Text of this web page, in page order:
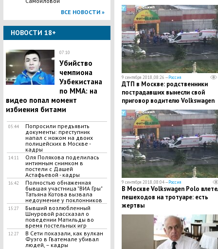
ВСЕ НОВОСТИ »
НОВОСТИ 18+
07:10
Убийство
чемпиона
Узбекистана
по MMA: на
видео попал момент
избиения битами
05:44
Попросили предъявить
документы: преступник
напал с ножом на двоих
полицейских в Москве -
кадры
14:11
Оля Полякова поделилась
интимным снимком в
постели с Дашей
Астафьевой - кадры
16:42
Полностью обнаженная
бывшая участница "ВИА Гры"
Татьяна Котова вызвала
недоумение у поклонников
15:27
Бывший возлюбленный
Шнуровой рассказал о
поведении Матильды во
время постельных игр
12:27
В Сети показали, как вулкан
Фуэго в Гватемале убивал
людей, – кадры
9 сентября 2018, 08:26 —Россия
ДТП в Москве: родственники
пострадавших вынесли свой
приговор водителю Volkswagen
9 сентября 2018, 08:04 —Россия
В Москве Volkswagen Polo
пешеходов на тротуаре: есть
жертвы